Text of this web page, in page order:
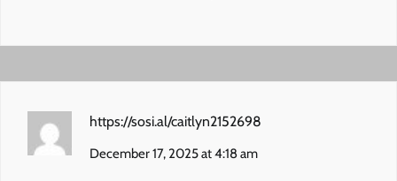
https://sosi.al/caitlyn2152698
December 17, 2025 at 4:18 am